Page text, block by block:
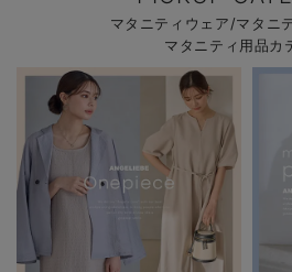
マタニティウェア/マタニ
マタニティ用品カ